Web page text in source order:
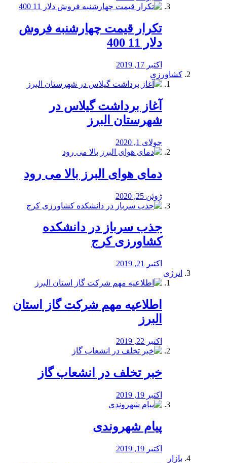
تکرار قیمت چهارشنبه فروش
دلار 11 400
اکتبر 17, 2019
کشاورزی
آغاز برداشت گیلاس در
شهرستان البرز
جولای 1, 2020
دمای هوای البرز بالا می رود
ژوئن 25, 2020
جذب سرباز در دانشکده
کشاورزی کرج
اکتبر 21, 2019
انرژی
️اطلاعیه مهم شرکت گاز استان
البرز
اکتبر 22, 2019
خبر تخلف در انشعاب گاز
اکتبر 19, 2019
پیام شهروندی
اکتبر 19, 2019
بازار